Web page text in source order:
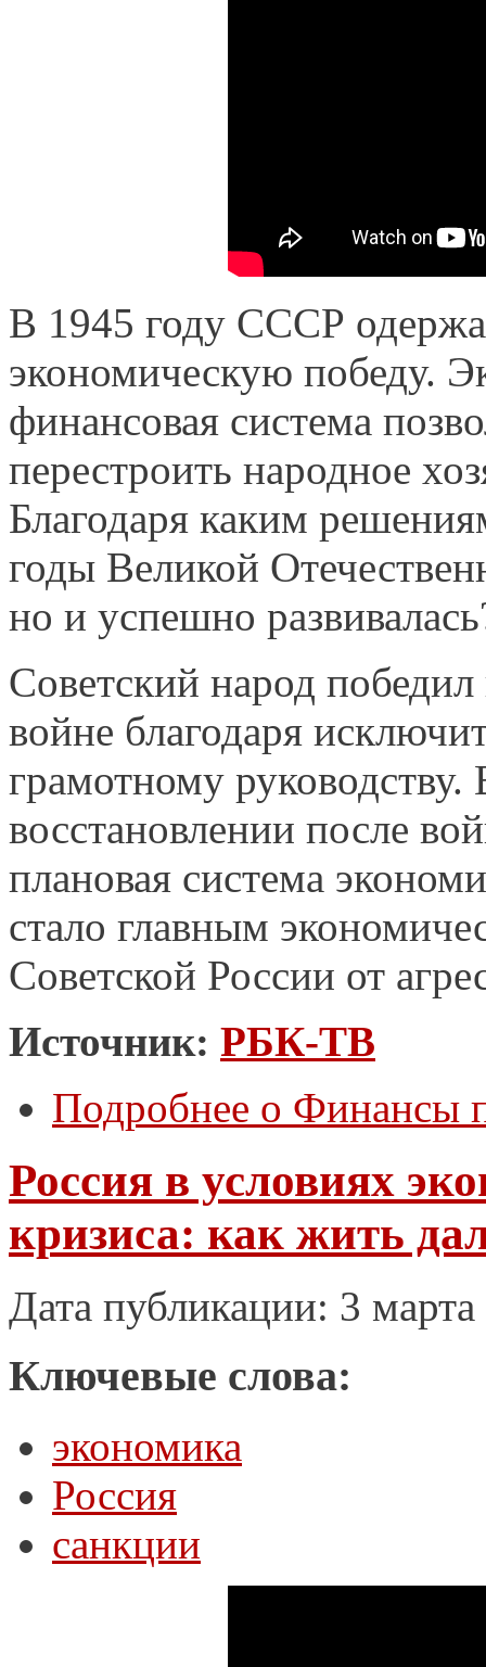
В 1945 году СССР
экономическую победу.
финансовая система
перестроить народное
Благодаря каким
годы Великой
но и успешно
Советский народ
войне благодаря
грамотному
восстановлении после
плановая система
стало главным
Советской России от
Источник: РБК-ТВ
Подробнее о Финансы
Россия в условиях
кризиса: как жить
Дата публикации: 3
Ключевые слова:
экономика
Россия
санкции